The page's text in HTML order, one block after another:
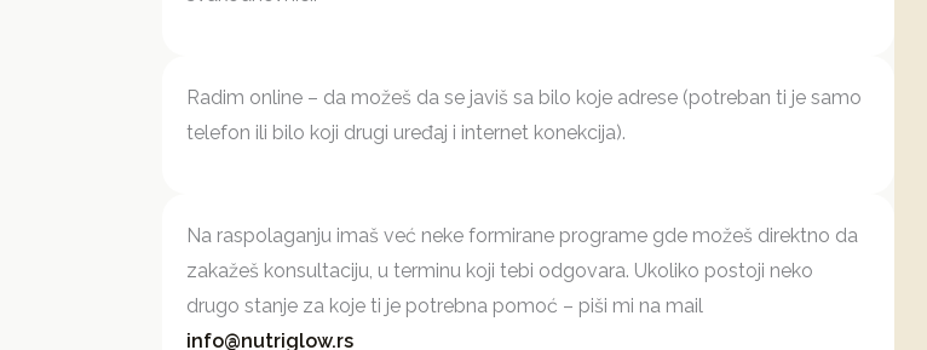
Radim online – da možeš da se javiš sa bilo koje adrese (potreban ti je samo
telefon ili bilo koji drugi uređaj i internet konekcija).
Na raspolaganju imaš već neke formirane programe gde možeš direktno da
zakažeš konsultaciju, u terminu koji tebi odgovara. Ukoliko postoji neko
drugo stanje za koje ti je potrebna pomoć – piši mi na mail
info@nutriglow.rs